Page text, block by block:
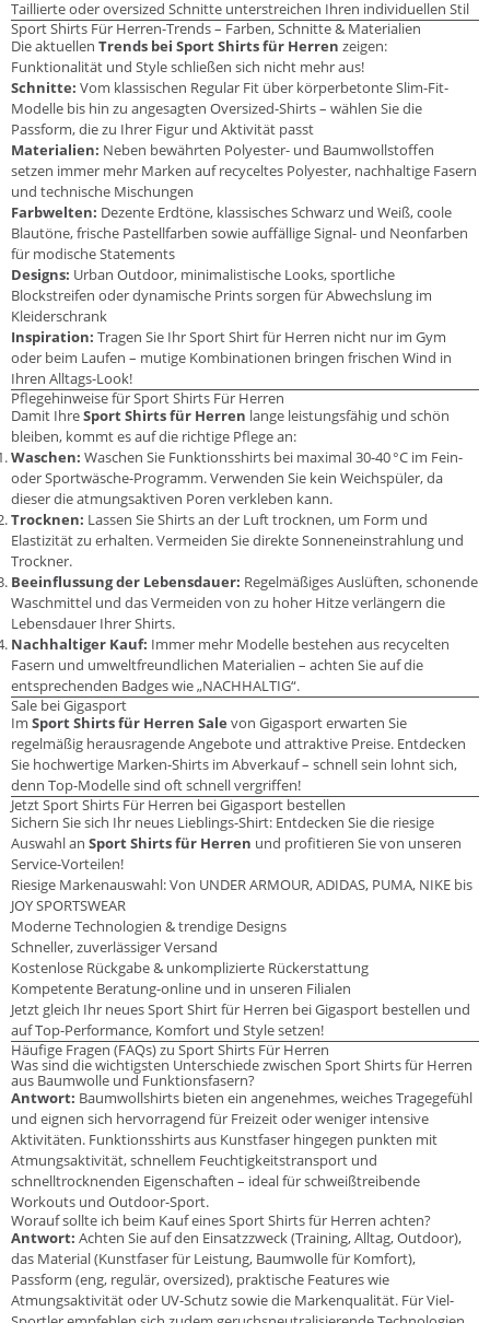
Taillierte oder oversized Schnitte unterstreichen Ihren individuellen Stil
Sport Shirts Für Herren-Trends – Farben, Schnitte & Materialien
Die aktuellen Trends bei Sport Shirts für Herren zeigen:
Funktionalität und Style schließen sich nicht mehr aus!
Schnitte: Vom klassischen Regular Fit über körperbetonte Slim-Fit-
Modelle bis hin zu angesagten Oversized-Shirts – wählen Sie die
Passform, die zu Ihrer Figur und Aktivität passt
Materialien: Neben bewährten Polyester- und Baumwollstoffen
setzen immer mehr Marken auf recyceltes Polyester, nachhaltige Fasern
und technische Mischungen
Farbwelten: Dezente Erdtöne, klassisches Schwarz und Weiß, coole
Blautöne, frische Pastellfarben sowie auffällige Signal- und Neonfarben
für modische Statements
Designs: Urban Outdoor, minimalistische Looks, sportliche
Blockstreifen oder dynamische Prints sorgen für Abwechslung im
Kleiderschrank
Inspiration: Tragen Sie Ihr Sport Shirt für Herren nicht nur im Gym
oder beim Laufen – mutige Kombinationen bringen frischen Wind in
Ihren Alltags-Look!
Pflegehinweise für Sport Shirts Für Herren
Damit IhreSport Shirts für Herren lange leistungsfähig und schön
bleiben, kommt es auf die richtige Pflege an:
Waschen: Waschen Sie Funktionsshirts bei maximal 30-40 °C im Fein-
oder Sportwäsche-Programm. Verwenden Sie kein Weichspüler, da
dieser die atmungsaktiven Poren verkleben kann.
Trocknen: Lassen Sie Shirts an der Luft trocknen, um Form und
Elastizität zu erhalten. Vermeiden Sie direkte Sonneneinstrahlung und
Trockner.
Beeinflussung der Lebensdauer: Regelmäßiges Auslüften, schonende
Waschmittel und das Vermeiden von zu hoher Hitze verlängern die
Lebensdauer Ihrer Shirts.
Nachhaltiger Kauf: Immer mehr Modelle bestehen aus recycelten
Fasern und umweltfreundlichen Materialien – achten Sie auf die
entsprechenden Badges wie „NACHHALTIG“.
Sale bei Gigasport
Im Sport Shirts für Herren Sale von Gigasport erwarten Sie
regelmäßig herausragende Angebote und attraktive Preise. Entdecken
Sie hochwertige Marken-Shirts im Abverkauf – schnell sein lohnt sich,
denn Top-Modelle sind oft schnell vergriffen!
Jetzt Sport Shirts Für Herren bei Gigasport bestellen
Sichern Sie sich Ihr neues Lieblings-Shirt: Entdecken Sie die riesige
Auswahl an Sport Shirts für Herren und profitieren Sie von unseren
Service-Vorteilen!
Riesige Markenauswahl: Von UNDER ARMOUR, ADIDAS, PUMA, NIKE bis
JOY SPORTSWEAR
Moderne Technologien & trendige Designs
Schneller, zuverlässiger Versand
Kostenlose Rückgabe & unkomplizierte Rückerstattung
Kompetente Beratung-online und in unseren Filialen
Jetzt gleich Ihr neues Sport Shirt für Herren bei Gigasport bestellen und
auf Top-Performance, Komfort und Style setzen!
Häufige Fragen (FAQs) zu Sport Shirts Für Herren
Was sind die wichtigsten Unterschiede zwischen Sport Shirts für Herren
aus Baumwolle und Funktionsfasern?
Antwort: Baumwollshirts bieten ein angenehmes, weiches Tragegefühl
und eignen sich hervorragend für Freizeit oder weniger intensive
Aktivitäten. Funktionsshirts aus Kunstfaser hingegen punkten mit
Atmungsaktivität, schnellem Feuchtigkeitstransport und
schnelltrocknenden Eigenschaften – ideal für schweißtreibende
Workouts und Outdoor-Sport.
Worauf sollte ich beim Kauf eines Sport Shirts für Herren achten?
Antwort: Achten Sie auf den Einsatzzweck (Training, Alltag, Outdoor),
das Material (Kunstfaser für Leistung, Baumwolle für Komfort),
Passform (eng, regulär, oversized), praktische Features wie
Atmungsaktivität oder UV-Schutz sowie die Markenqualität. Für Viel-